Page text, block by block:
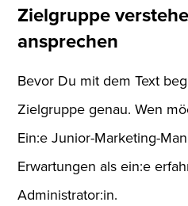
Zielgruppe
ansprechen
Bevor Du mit dem Text
Zielgruppe genau. Wen
Ein:e Junior-Marketing-
Erwartungen als ein:e
Administrator:in.